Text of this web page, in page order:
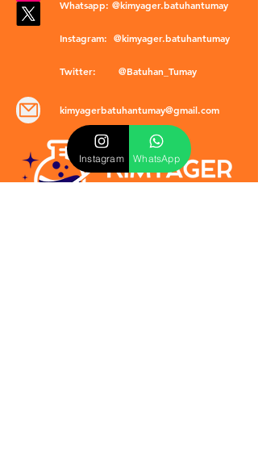
Whatsapp: @kimyager.batuhantumay
Instagram: @kimyager.batuhantumay
Twitter: @Batuhan_Tumay
kimyagerbatuhantumay@gmail.com
Instagram WhatsApp